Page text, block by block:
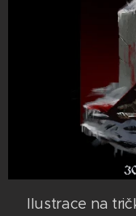
Ilustrace na